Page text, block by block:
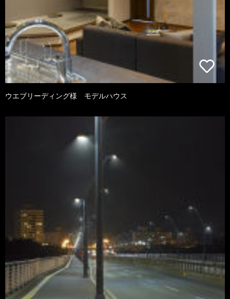
ウエブリーディング様 モデルハウス